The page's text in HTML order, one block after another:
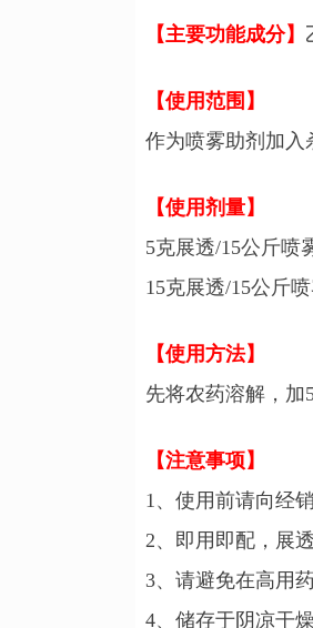
【主要功能成分】
【使用范围】
作为喷雾助剂加入
【使用剂量】
5克展透/15公斤喷
15克展透/15公斤
【使用方法】
先将农药溶解， 加
【注意事项】
1、使用前请向经
2、即用即配，展
3、请避免在高用
4、储存于阴凉干